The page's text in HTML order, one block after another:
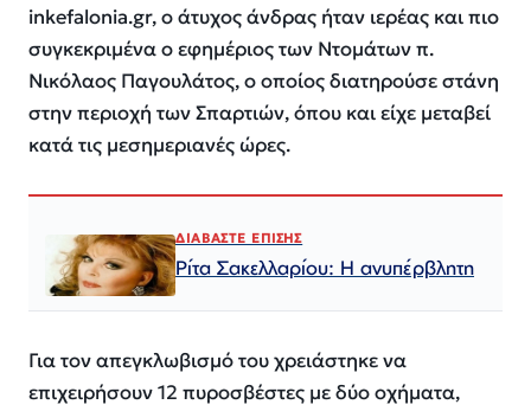
inkefalonia.gr, ο άτυχος άνδρας ήταν ιερέας και πιο
συγκεκριμένα ο εφημέριος των Ντομάτων π.
Νικόλαος Παγουλάτος, ο οποίος διατηρούσε στάνη
στην περιοχή των Σπαρτιών, όπου και είχε μεταβεί
κατά τις μεσημεριανές ώρες.
ΔΙΑΒΑΣΤΕ ΕΠΙΣΗΣ
Ρίτα Σακελλαρίου: Η ανυπέρβλητη
Για τον απεγκλωβισμό του χρειάστηκε να
επιχειρήσουν 12 πυροσβέστες με δύο οχήματα,